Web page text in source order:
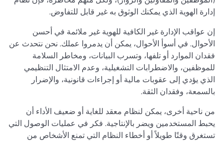
إدارة الهوية الذي يمكنك الوثوق به غير قابل للتفاوض.
إن عواقب الإدارة غير الكافية للهوية غير ملائمة في أحسن
الأحوال. في أسوأ الأحوال، يمكن أن يدمروا عملك. نحن نتحدث عن
فقدان الموارد أو تلفها، وتسرب البيانات، ومخاطر السلامة
للموظفين، والاضطرابات التشغيلية، وعدم الامتثال التنظيمي
الذي يؤدي إلى عقوبات مالية أو إجراءات قانونية، والإضرار
بالسمعة، وفقدان الثقة.
من ناحية أخرى، يمكن لنظام معقد للغاية أو ضعيف الأداء أن
يحبط المستخدمين ويضر بالإنتاجية. فكر في عمليات الوصول التي
تستغرق وقتًا طويلاً أو أخطاء النظام التي تمنع الأشخاص من